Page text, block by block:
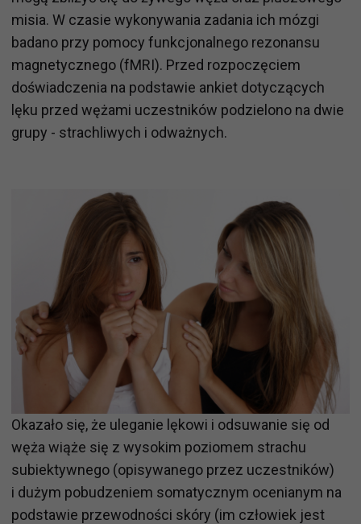
misia. W czasie wykonywania zadania ich mózgi
badano przy pomocy funkcjonalnego rezonansu
magnetycznego (fMRI). Przed rozpoczęciem
doświadczenia na podstawie ankiet dotyczących
lęku przed wężami uczestników podzielono na dwie
grupy - strachliwych i odważnych.
Okazało się, że uleganie lękowi i odsuwanie się od
węża wiąże się z wysokim poziomem strachu
subiektywnego (opisywanego przez uczestników)
i dużym pobudzeniem somatycznym ocenianym na
podstawie przewodności skóry (im człowiek jest